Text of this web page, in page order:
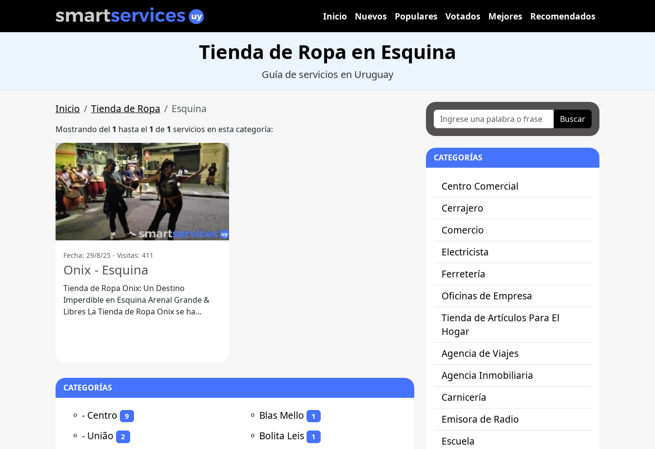
Inicio Nuevos Populares Votados Mejores Recomendados
Tienda de Ropa en Esquina
Guía de servicios en Uruguay
Inicio Tienda de Ropa Esquina
Mostrando del 1 hasta el 1 de 1 servicios en esta categoría:
Fecha: 29/8/25 - Visitas: 411
Onix - Esquina
Tienda de Ropa Onix: Un Destino
Imperdible en Esquina Arenal Grande &
Libres La Tienda de Ropa Onix se ha
CATEGORÍAS
⚬ - Centro 9
⚬ - União 2
⚬ Blas Mello 1
⚬ Bolita Leis 1
Buscar
CATEGORÍAS
Centro Comercial
Cerrajero
Comercio
Electricista
Ferretería
Oficinas de Empresa
Tienda de Artículos Para El
Hogar
Agencia de Viajes
Agencia Inmobiliaria
Carnicería
Emisora de Radio
Escuela